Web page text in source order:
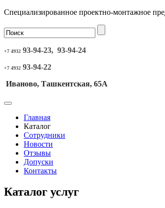
Специализированное проектно-монтажное
+7 4932 93-94-23, 93-94-24
+7 4932 93-94-22
Иваново, Ташкентская, 65А
Главная
Каталог
Сотрудники
Новости
Отзывы
Допуски
Контакты
Каталог услуг